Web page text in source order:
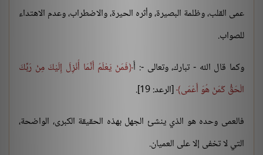
عمى القلب، وظلمة البصيرة، وأثره الحيرة، والاضطراب، وعدم الاهتداء
للصواب.
وكما قال الله - تبارك، وتعالى -: أَ فَمَنْ يَعْلَمُ أَنَّمَا أُنْزِلَ إِلَيْكَ مِنْ رَبِّكَ
الْحَقُّ كَمَنْ هُوَ أَعْمَى [الرعد: 19].
فالعمى وحده هو الذي ينشئ الجهل بهذه الحقيقة الكبرى، الواضحة،
التي لا تخفى إلا على العميان.